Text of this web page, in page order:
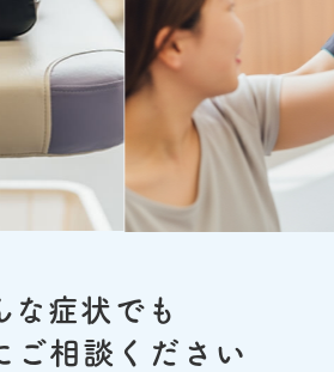
な症状でも
ご相談ください